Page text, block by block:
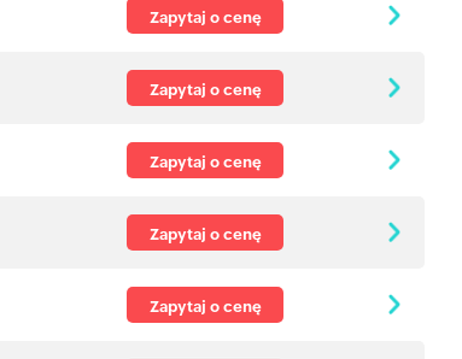
Zapytaj o cenę
Zapytaj o cenę
Zapytaj o cenę
Zapytaj o cenę
Zapytaj o cenę